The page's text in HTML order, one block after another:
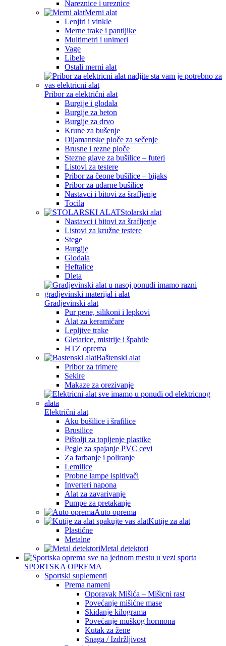
Nareznice i ureznice
Merni alat
Lenjiri i vinkle
Merne trake i pantljike
Multimetri i unimeri
Vage
Libele
Ostali merni alat
Pribor za električni alat
Burgije i glodala
Burgije za beton
Burgije za drvo
Krune za bušenje
Dijamantske ploče za sečenje
Brusne i rezne ploče
Stezne glave za bušilice – futeri
Listovi za testere
Pribor za čeone bušilice – bijaks
Pribor za udarne bušilice
Nastavci i bitovi za šrafljenje
Tocila
Stolarski alat
Nastavci i bitovi za šrafljenje
Listovi za kružne testere
Stege
Burgije
Glodala
Heftalice
Dleta
Gradjevinski alat
Pur pene, silikoni i lepkovi
Alat za keramičare
Lepljive trake
Gletarice, mistrije i špahtle
HTZ oprema
Baštenski alat
Pribor za trimere
Sekire
Makaze za orezivanje
Električni alat
Aku bušilice i šrafilice
Brusilice
Pištolji za topljenje plastike
Pegle za spajanje PVC cevi
Za farbanje i poliranje
Lemilice
Probne lampe ispitivači
Inverteri napona
Alat za zavarivanje
Pumpe za pretakanje
Auto oprema
Kutije za alat
Plastične
Metalne
Metal detektori
SPORTSKA OPREMA
Sportski suplementi
Prema nameni
Oporavak Mišića – Mišicni rast
Povećanje mišićne mase
Skidanje kilograma
Povećanje muškog hormona
Kutak za žene
Snaga / Izdržljivost